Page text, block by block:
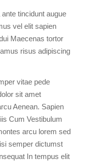
tincidunt augue
vel elit sapien
Maecenas tortor
risus adipiscing
vitae pede
sit amet
Aenean. Sapien
Cum Vestibulum
arcu lorem sed
semper dictumst
In tempus elit